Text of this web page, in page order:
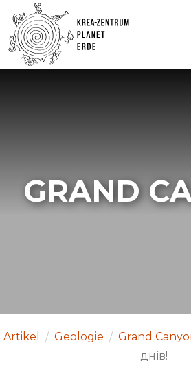
GRAND
Artikel / Geologie / Grand
днів!